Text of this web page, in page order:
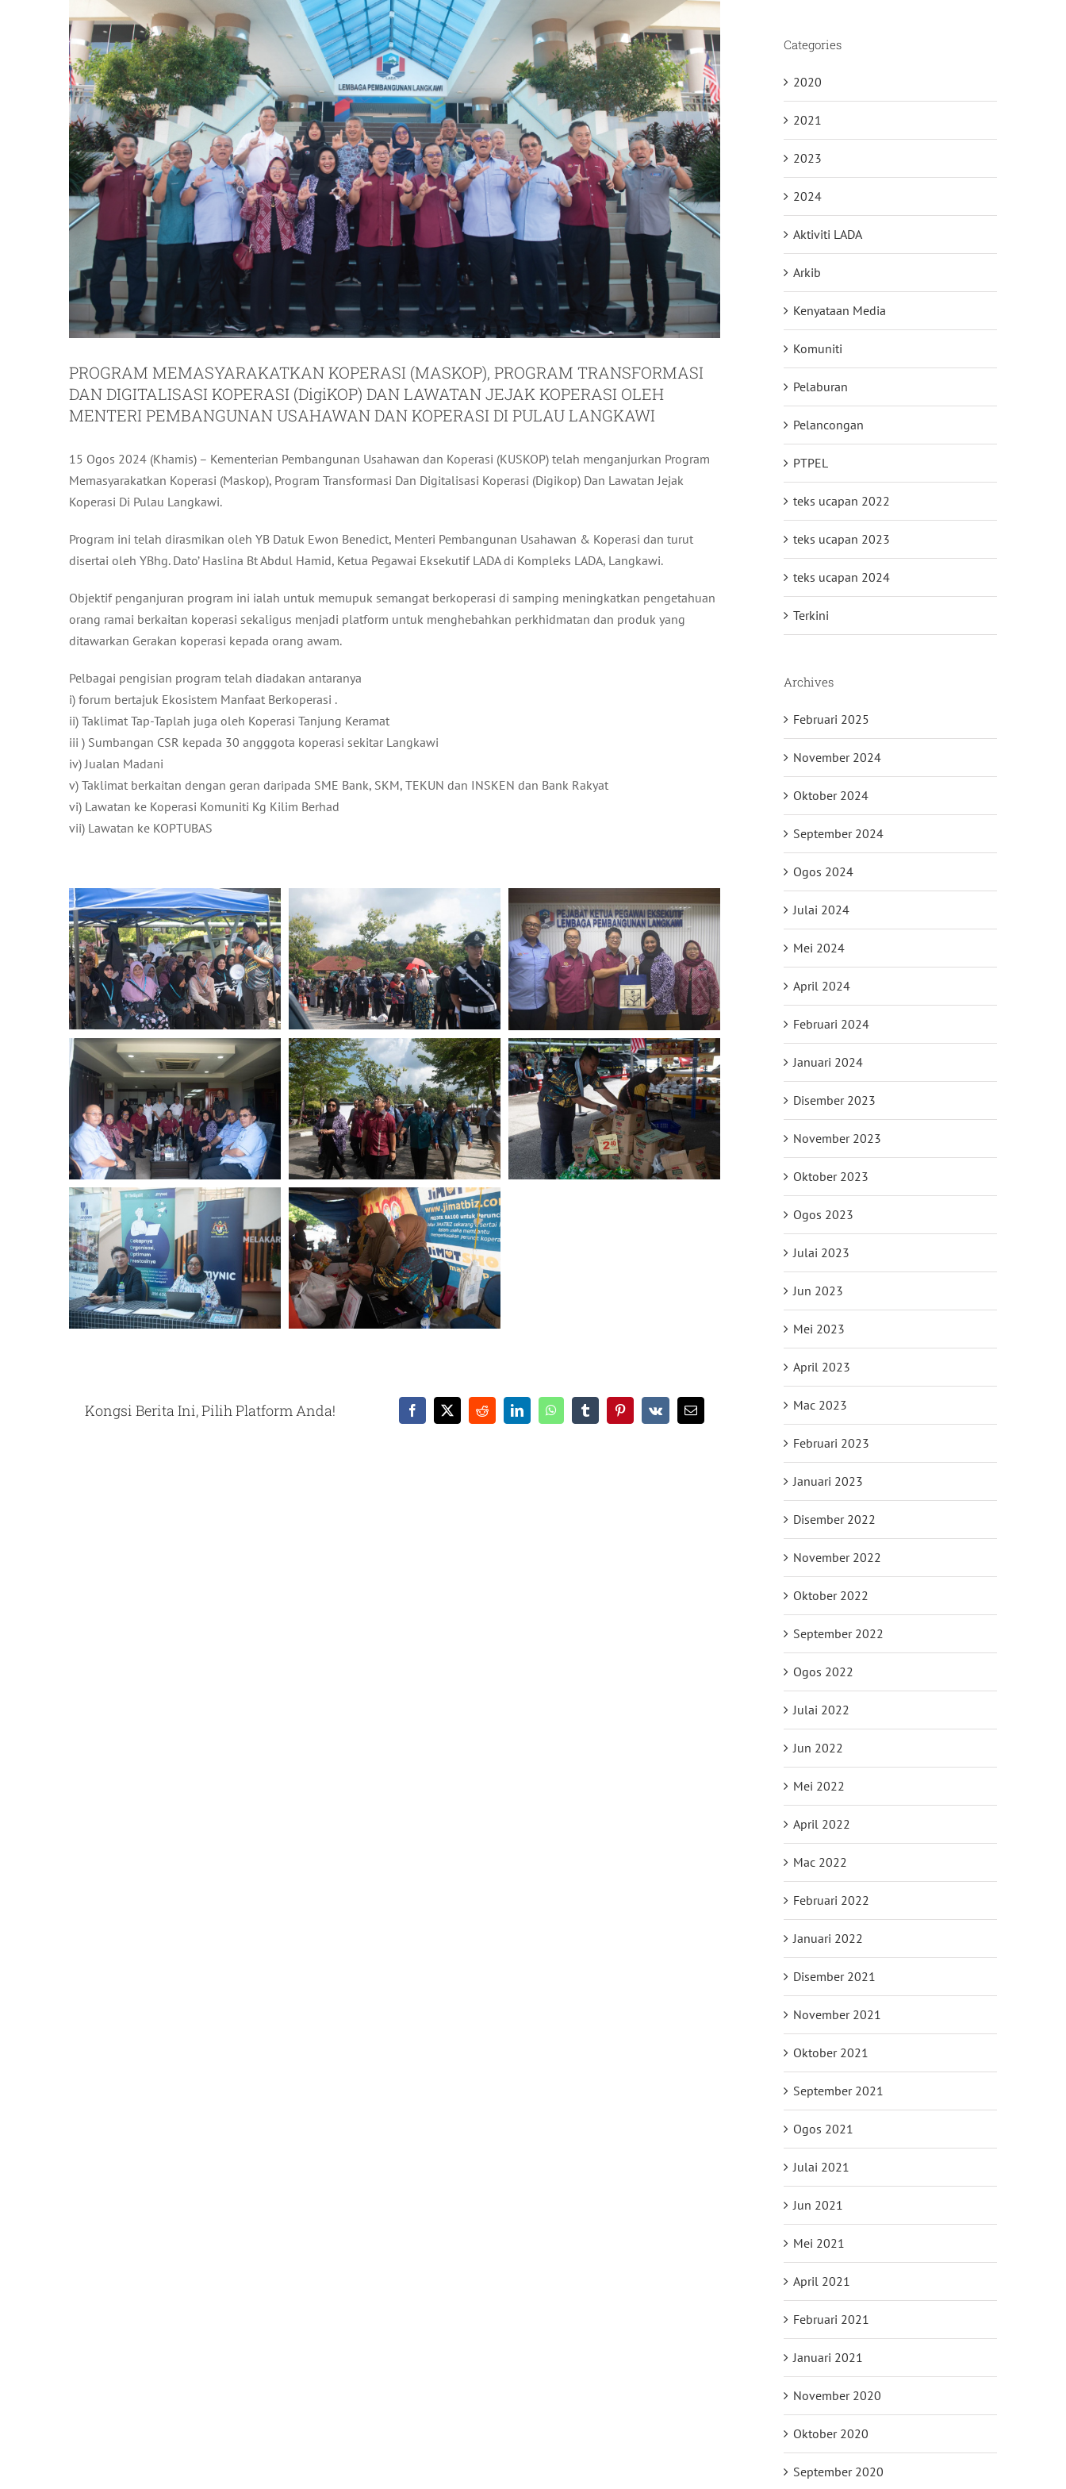
PROGRAM MEMASYARAKATKAN KOPERASI (MASKOP), PROGRAM TRANSFORMASI
DAN DIGITALISASI KOPERASI (DigiKOP) DAN LAWATAN JEJAK KOPERASI OLEH
MENTERI PEMBANGUNAN USAHAWAN DAN KOPERASI DI PULAU LANGKAWI
15 Ogos 2024 (Khamis) – Kementerian Pembangunan Usahawan dan Koperasi (KUSKOP) telah menganjurkan Program
Memasyarakatkan Koperasi (Maskop), Program Transformasi Dan Digitalisasi Koperasi (Digikop) Dan Lawatan Jejak
Koperasi Di Pulau Langkawi.
Program ini telah dirasmikan oleh YB Datuk Ewon Benedict, Menteri Pembangunan Usahawan & Koperasi dan turut
disertai oleh YBhg. Dato’ Haslina Bt Abdul Hamid, Ketua Pegawai Eksekutif LADA di Kompleks LADA, Langkawi.
Objektif penganjuran program ini ialah untuk memupuk semangat berkoperasi di samping meningkatkan pengetahuan
orang ramai berkaitan koperasi sekaligus menjadi platform untuk menghebahkan perkhidmatan dan produk yang
ditawarkan Gerakan koperasi kepada orang awam.
Pelbagai pengisian program telah diadakan antaranya
i) forum bertajuk Ekosistem Manfaat Berkoperasi .
ii) Taklimat Tap-Taplah juga oleh Koperasi Tanjung Keramat
iii ) Sumbangan CSR kepada 30 angggota koperasi sekitar Langkawi
iv) Jualan Madani
v) Taklimat berkaitan dengan geran daripada SME Bank, SKM, TEKUN dan INSKEN dan Bank Rakyat
vi) Lawatan ke Koperasi Komuniti Kg Kilim Berhad
vii) Lawatan ke KOPTUBAS
Kongsi Berita Ini, Pilih Platform Anda! Facebook
X RedditLinkedInWhatsAppTumblrPinterest
Vk Email
Categories
2020
2021
2023
2024
Aktiviti LADA
Arkib
Kenyataan Media
Komuniti
Pelaburan
Pelancongan
PTPEL
teks ucapan 2022
teks ucapan 2023
teks ucapan 2024
Terkini
Archives
Februari 2025
November 2024
Oktober 2024
September 2024
Ogos 2024
Julai 2024
Mei 2024
April 2024
Februari 2024
Januari 2024
Disember 2023
November 2023
Oktober 2023
Ogos 2023
Julai 2023
Jun 2023
Mei 2023
April 2023
Mac 2023
Februari 2023
Januari 2023
Disember 2022
November 2022
Oktober 2022
September 2022
Ogos 2022
Julai 2022
Jun 2022
Mei 2022
April 2022
Mac 2022
Februari 2022
Januari 2022
Disember 2021
November 2021
Oktober 2021
September 2021
Ogos 2021
Julai 2021
Jun 2021
Mei 2021
April 2021
Februari 2021
Januari 2021
November 2020
Oktober 2020
September 2020